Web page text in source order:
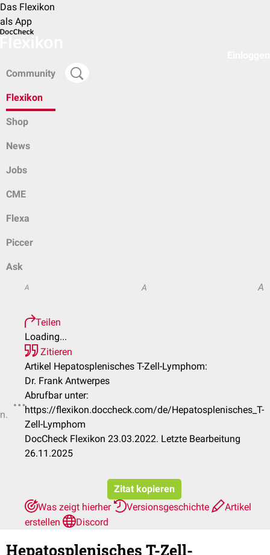
Das Flexikon
als App
Community
Flexikon
Shop
News
Jobs
CME
Flexa
Piccer
Ask
A A A
Teilen
Loading...
Zitieren
Artikel Hepatosplenisches T-Zell-Lymphom:
Dr. Frank Antwerpes
Abrufbar unter:
https://flexikon.doccheck.com/de/Hepatosplenisches_T-
Zell-Lymphom
DocCheck Flexikon 23.03.2022. Letzte Bearbeitung
26.11.2025
Zitat kopieren
Was zeigt hierher
Versionsgeschichte
Artikel
erstellen
Discord
Hepatosplenisches T-Zell-